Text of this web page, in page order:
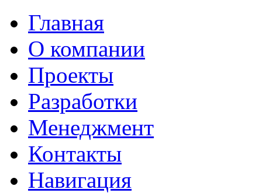
Главная
О компании
Проекты
Разработки
Менеджмент
Контакты
Навигация